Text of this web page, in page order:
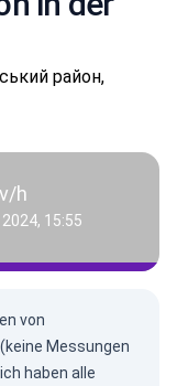
район,
h
15:55
von
Messungen
haben alle